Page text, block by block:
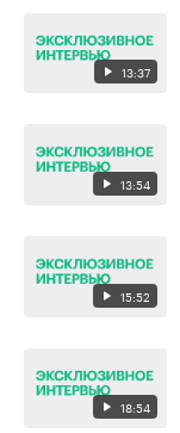
13:37
13:54
15:52
18:54